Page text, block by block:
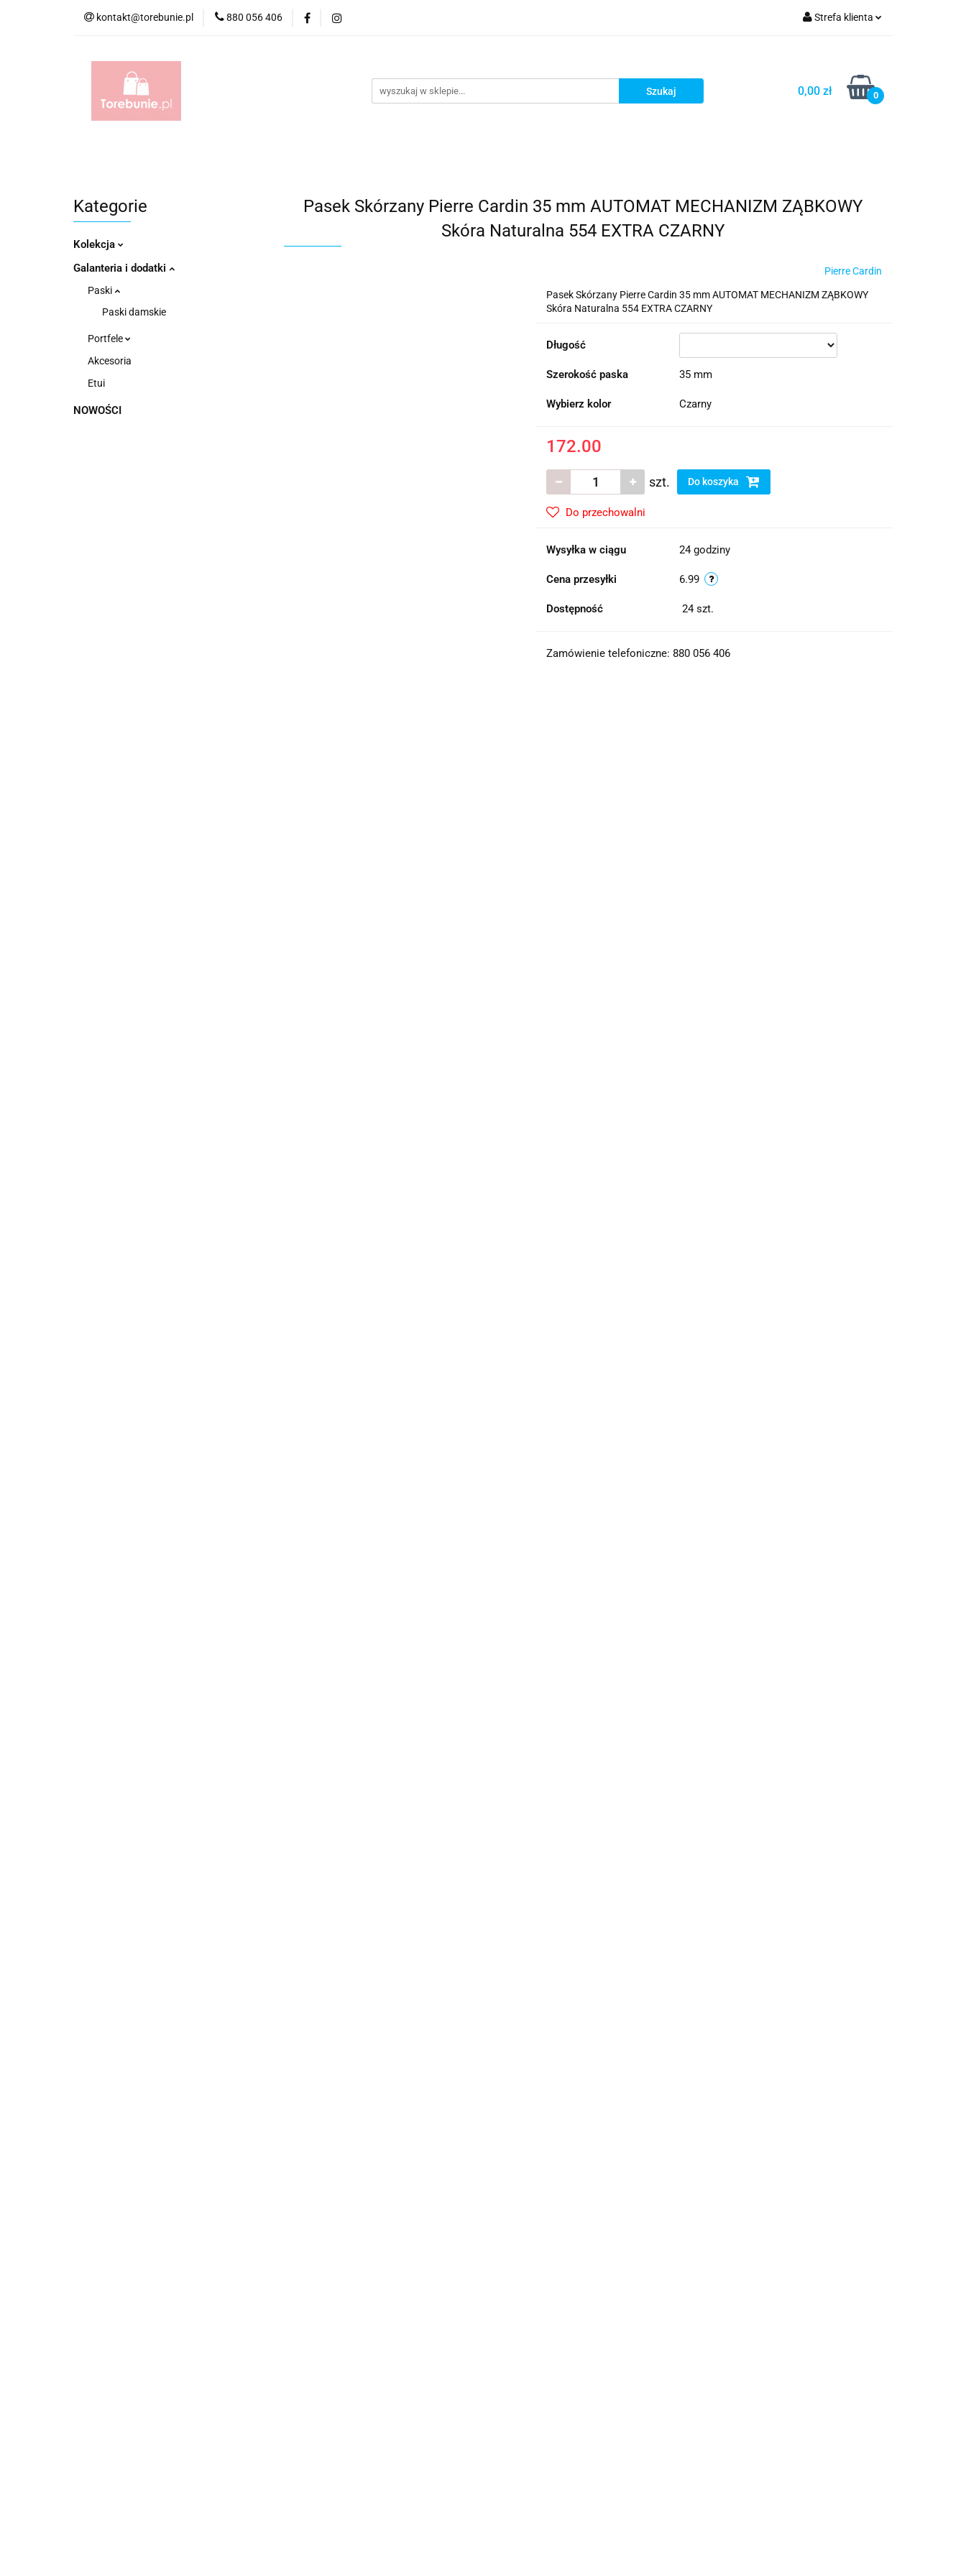
kontakt@torebunie.pl 880 056 406 Strefa klienta
Zarejestruj się
Dodaj zgłoszenie
0,00 zł 0
Torebki Torby i Saszetki męskie
Kategorie
Kolekcja
Galanteria i dodatki
Paski
Paski damskie
Portfele
Akcesoria
Etui
NOWOŚCI
Pasek Skórzany Pierre Cardin 35 mm AUTOMAT MECHANIZM ZĄBKOWY
Skóra Naturalna 554 EXTRA CZARNY
Pierre Cardin
Pasek Skórzany Pierre Cardin 35 mm AUTOMAT MECHANIZM ZĄBKOWY
Skóra Naturalna 554 EXTRA CZARNY
Długość
Szerokość paska 35 mm
Wybierz kolor Czarny
172.00
szt. Do koszyka
Do przechowalni
Wysyłka w ciągu 24 godziny
Cena przesyłki 6.99
Dostępność 24 szt.
Zamówienie telefoniczne: 880 056 406